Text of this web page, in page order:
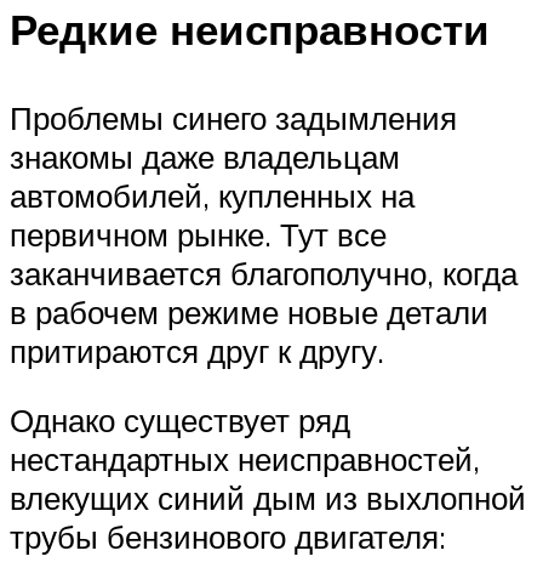
Редкие неисправности
Проблемы синего задымления
знакомы даже владельцам
автомобилей, купленных на
первичном рынке. Тут все
заканчивается благополучно, когда
в рабочем режиме новые детали
притираются друг к другу.
Однако существует ряд
нестандартных неисправностей,
влекущих синий дым из выхлопной
трубы бензинового двигателя: